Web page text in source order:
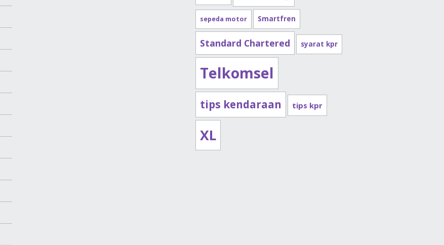
sepeda motor Smartfren
Standard Chartered syarat kpr
Telkomsel
tips kendaraan tips kpr
XL